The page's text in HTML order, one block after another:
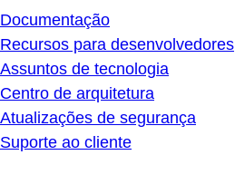
Documentação
Recursos para desenvolvedores
Assuntos de tecnologia
Centro de arquitetura
Atualizações de segurança
Suporte ao cliente